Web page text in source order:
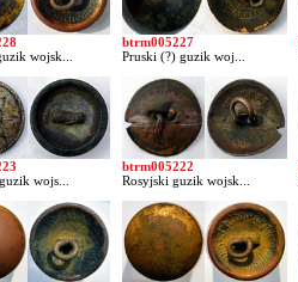
wojsk...
btrm005227
Pruski (?) guzik woj...
wojs...
btrm005222
Rosyjski guzik wojsk...